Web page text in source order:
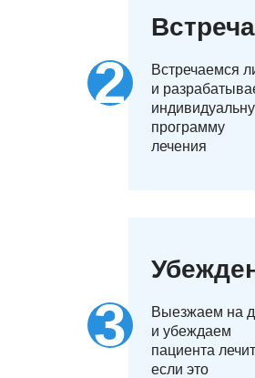
Встреча
Встречаемся
и
программу
лечения
Выезжаем на
и убеждаем
пациента
если это